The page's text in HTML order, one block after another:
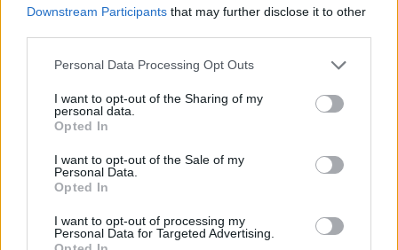
Downstream Participants that may further disclose it to other
Personal Data Processing Opt Outs
I want to opt-out of the Sharing of my
personal data.
Opted In
I want to opt-out of the Sale of my
Personal Data.
Opted In
I want to opt-out of processing my
Personal Data for Targeted Advertising.
szaktanár szerint milyen szempontokat kellett érinteni a szövegben.
Érettségi-felvételi
Itt van a középszintű magyarérettségi gyakorlati
szövegalkotás feladatrészének megoldása
Aki nem az érvelést, hanem a gyakorlati szövegalkotási feladatot
műfajban, témában kellett szöveget írnia 120-200 szó terjedelemben.
Itt az idei feladat megoldása.